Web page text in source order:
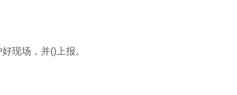
现场，并()上报。